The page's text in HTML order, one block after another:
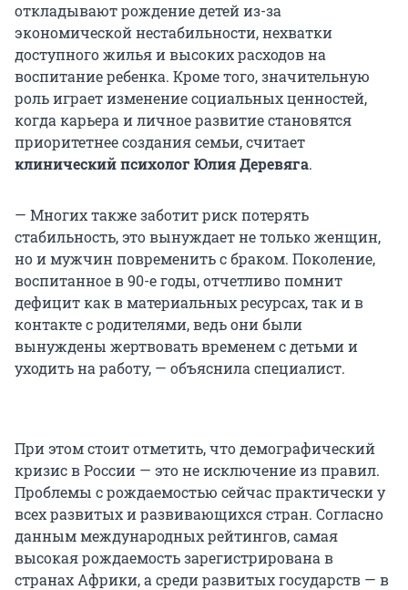
откладывают рождение детей из-за
экономической нестабильности, нехватки
доступного жилья и высоких расходов на
воспитание ребенка. Кроме того, значительную
роль играет изменение социальных ценностей,
когда карьера и личное развитие становятся
приоритетнее создания семьи, считает
клинический психолог Юлия Деревяга.
— Многих также заботит риск потерять
стабильность, это вынуждает не только женщин,
но и мужчин повременить с браком. Поколение,
воспитанное в 90-е годы, отчетливо помнит
дефицит как в материальных ресурсах, так и в
контакте с родителями, ведь они были
вынуждены жертвовать временем с детьми и
уходить на работу, — объяснила специалист.
При этом стоит отметить, что демографический
кризис в России — это не исключение из правил.
Проблемы с рождаемостью сейчас практически у
всех развитых и развивающихся стран. Согласно
данным международных рейтингов, самая
высокая рождаемость зарегистрирована в
странах Африки, а среди развитых государств — в